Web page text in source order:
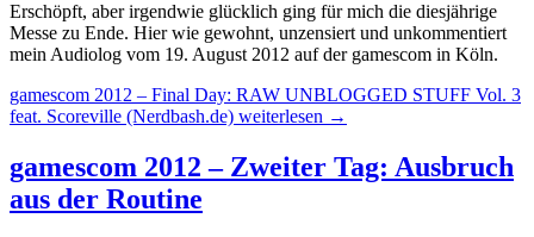
Erschöpft, aber irgendwie glücklich ging für mich die diesjährige
Messe zu Ende. Hier wie gewohnt, unzensiert und unkommentiert
mein Audiolog vom 19. August 2012 auf der gamescom in Köln.
gamescom 2012 – Final Day: RAW UNBLOGGED STUFF Vol. 3
feat. Scoreville (Nerdbash.de) weiterlesen →
gamescom 2012 – Zweiter Tag: Ausbruch
aus der Routine